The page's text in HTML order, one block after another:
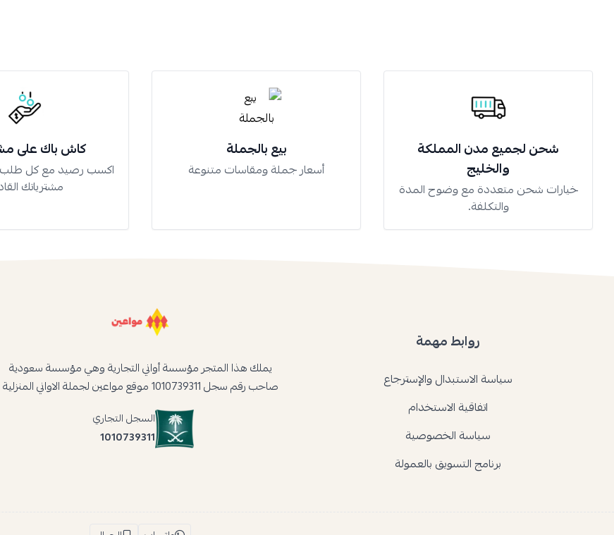
شحن لجميع مدن المملكة
والخليج
خيارات شحن متعددة مع وضوح المدة
والتكلفة.
بيع بالجملة
أسعار جملة ومقاسات متنوعة
كاش باك على
اكسب رصيد مع كل طلب
مشترياتك
روابط مهمة
سياسة الاستبدال والإسترجاع
اتفاقية الاستخدام
سياسة الخصوصية
برنامج التسويق بالعمولة
يملك هذا المتجر مؤسسة أواني التجارية وهي مؤسسة سعودية
صاحب رقم سجل 1010739311 موقع مواعين لجملة الاواني المنزلية
السجل التجاري
1010739311